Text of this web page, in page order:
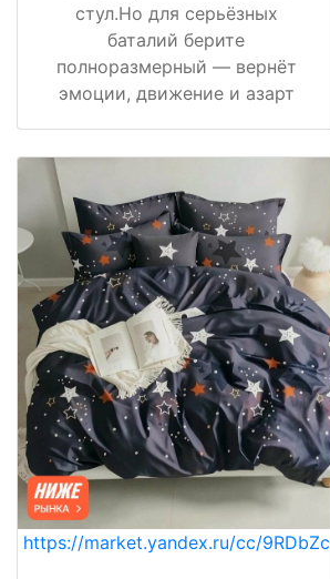
стул.Но для серьёзных
баталий берите
полноразмерный — вернёт
эмоции, движение и азарт
https://market.yandex.ru/cc/9RDbZc